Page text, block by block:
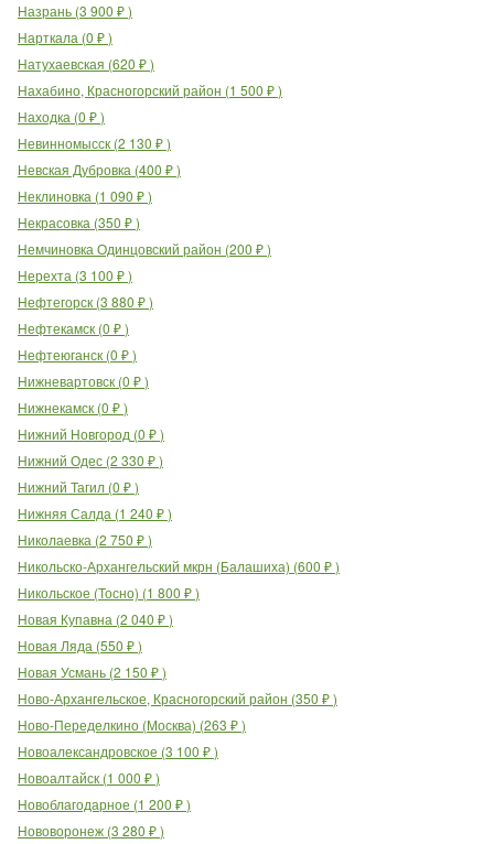
Назрань (3 900 ₽)
Нарткала (0 ₽)
Натухаевская (620 ₽)
Нахабино, Красногорский район (1 500 ₽)
Находка (0 ₽)
Невинномысск (2 130 ₽)
Невская Дубровка (400 ₽)
Неклиновка (1 090 ₽)
Некрасовка (350 ₽)
Немчиновка Одинцовский район (200 ₽)
Нерехта (3 100 ₽)
Нефтегорск (3 880 ₽)
Нефтекамск (0 ₽)
Нефтеюганск (0 ₽)
Нижневартовск (0 ₽)
Нижнекамск (0 ₽)
Нижний Новгород (0 ₽)
Нижний Одес (2 330 ₽)
Нижний Тагил (0 ₽)
Нижняя Салда (1 240 ₽)
Николаевка (2 750 ₽)
Никольско-Архангельский мкрн (Балашиха) (600 ₽)
Никольское (Тосно) (1 800 ₽)
Новая Купавна (2 040 ₽)
Новая Ляда (550 ₽)
Новая Усмань (2 150 ₽)
Ново-Архангельское, Красногорский район (350 ₽)
Ново-Переделкино (Москва) (263 ₽)
Новоалександровское (3 100 ₽)
Новоалтайск (1 000 ₽)
Новоблагодарное (1 200 ₽)
Нововоронеж (3 280 ₽)